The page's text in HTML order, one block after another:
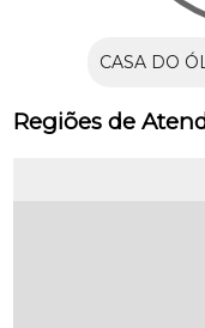
CASA DO
Regiões de